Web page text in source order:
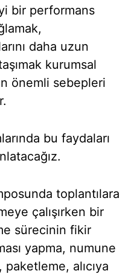
bir performans
daha uzun
kurumsal
önemli sebepleri
bu faydaları
toplantılara
çalışırken bir
sürecinin fikir
yapma, numune
alıcıya